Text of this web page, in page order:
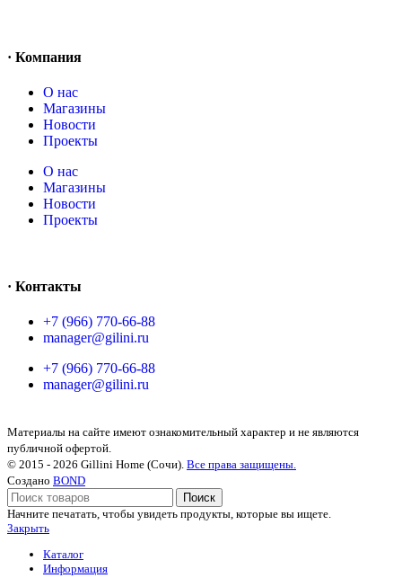
· Компания
О нас
Магазины
Новости
Проекты
О нас
Магазины
Новости
Проекты
· Контакты
+7 (966) 770-66-88
manager@gilini.ru
+7 (966) 770-66-88
manager@gilini.ru
Материалы на сайте имеют ознакомительный характер и не являются
публичной офертой.
© 2015 - 2026 Gillini Home (Сочи). Все права защищены.
Создано BOND
Поиск
Начните печатать, чтобы увидеть продукты, которые вы ищете.
Закрыть
Каталог
Информация